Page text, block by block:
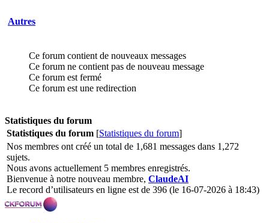
discussions
Autres
Ce forum contient de nouveaux messages
Ce forum ne contient pas de nouveau message
Ce forum est fermé
Ce forum est une redirection
Statistiques du forum
Statistiques du forum [Statistiques du forum]
Nos membres ont créé un total de 1,681 messages dans 1,272
sujets.
Nous avons actuellement 5 membres enregistrés.
Bienvenue à notre nouveau membre, ClaudeAI
Le record d’utilisateurs en ligne est de 396 (le 16-07-2026 à 18:43)